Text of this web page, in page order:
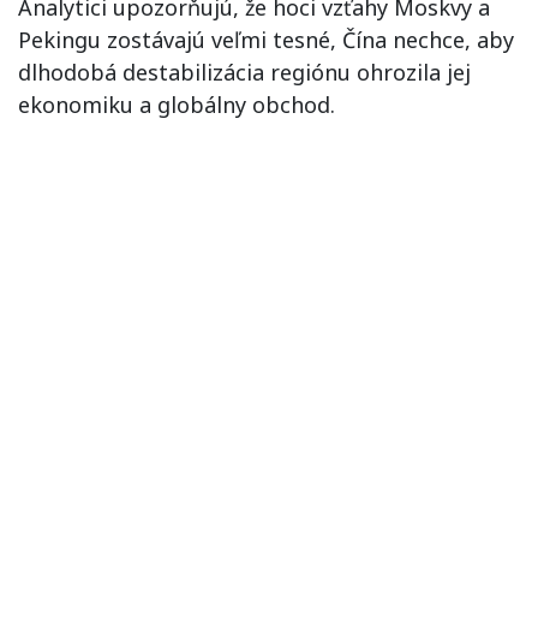
Analytici upozorňujú, že hoci vzťahy Moskvy a
Pekingu zostávajú veľmi tesné, Čína nechce, aby
dlhodobá destabilizácia regiónu ohrozila jej
ekonomiku a globálny obchod.